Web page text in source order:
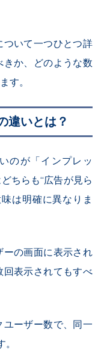
いて一つひとつ詳
きか、どのような数
す。
違いとは？
のが「インプレッ
ちらも“広告が見ら
は明確に異なりま
ーの画面に表示され
表示されてもすべ
ーザー数で、同一